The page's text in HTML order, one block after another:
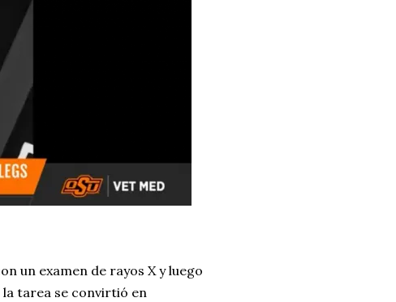
un examen de rayos X y luego
la tarea se convirtió en